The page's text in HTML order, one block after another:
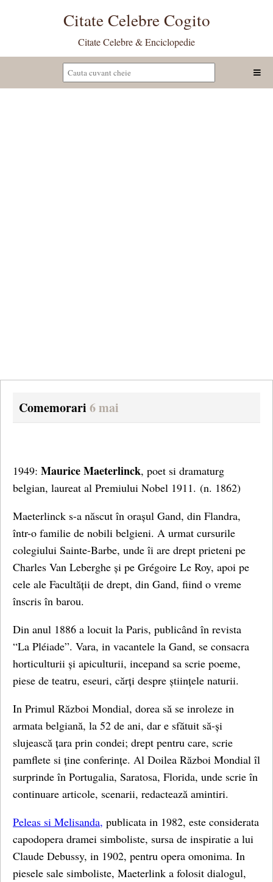
Citate Celebre Cogito
Citate Celebre & Enciclopedie
Comemorari 6 mai
1949: Maurice Maeterlinck, poet si dramaturg
belgian, laureat al Premiului Nobel 1911. (n. 1862)
Maeterlinck s-a născut în orașul Gand, din Flandra,
într-o familie de nobili belgieni. A urmat cursurile
colegiului Sainte-Barbe, unde îi are drept prieteni pe
Charles Van Leberghe și pe Grégoire Le Roy, apoi pe
cele ale Facultății de drept, din Gand, fiind o vreme
înscris în barou.
Din anul 1886 a locuit la Paris, publicând în revista
“La Pléiade”. Vara, in vacantele la Gand, se consacra
horticulturii și apiculturii, incepand sa scrie poeme,
piese de teatru, eseuri, cărți despre științele naturii.
In Primul Război Mondial, dorea să se inroleze in
armata belgiană, la 52 de ani, dar e sfătuit să-și
slujească țara prin condei; drept pentru care, scrie
pamflete si ține conferințe. Al Doilea Război Mondial îl
surprinde în Portugalia, Saratosa, Florida, unde scrie în
continuare articole, scenarii, redactează amintiri.
Peleas si Melisanda, publicata in 1982, este considerata
capodopera dramei simboliste, sursa de inspiratie a lui
Claude Debussy, in 1902, pentru opera omonima. In
piesele sale simboliste, Maeterlink a folosit dialogul,